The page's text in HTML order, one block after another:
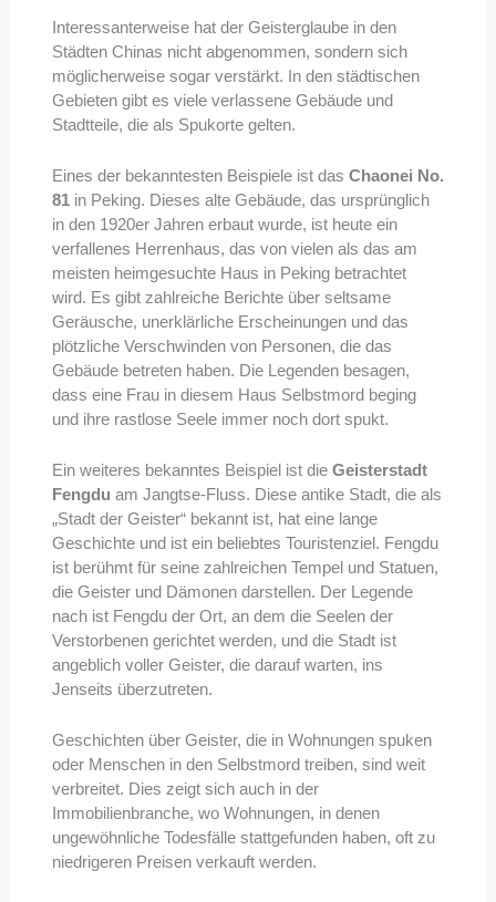
Interessanterweise hat der Geisterglaube in den
Städten Chinas nicht abgenommen, sondern sich
möglicherweise sogar verstärkt. In den städtischen
Gebieten gibt es viele verlassene Gebäude und
Stadtteile, die als Spukorte gelten.
Eines der bekanntesten Beispiele ist das Chaonei No.
81in Peking. Dieses alte Gebäude, das ursprünglich
in den 1920er Jahren erbaut wurde, ist heute ein
verfallenes Herrenhaus, das von vielen als das am
meisten heimgesuchte Haus in Peking betrachtet
wird. Es gibt zahlreiche Berichte über seltsame
Geräusche, unerklärliche Erscheinungen und das
plötzliche Verschwinden von Personen, die das
Gebäude betreten haben. Die Legenden besagen,
dass eine Frau in diesem Haus Selbstmord beging
und ihre rastlose Seele immer noch dort spukt.
Ein weiteres bekanntes Beispiel ist die Geisterstadt
Fengdu am Jangtse-Fluss. Diese antike Stadt, die als
„Stadt der Geister“ bekannt ist, hat eine lange
Geschichte und ist ein beliebtes Touristenziel. Fengdu
ist berühmt für seine zahlreichen Tempel und Statuen,
die Geister und Dämonen darstellen. Der Legende
nach ist Fengdu der Ort, an dem die Seelen der
Verstorbenen gerichtet werden, und die Stadt ist
angeblich voller Geister, die darauf warten, ins
Jenseits überzutreten.
Geschichten über Geister, die in Wohnungen spuken
oder Menschen in den Selbstmord treiben, sind weit
verbreitet. Dies zeigt sich auch in der
Immobilienbranche, wo Wohnungen, in denen
ungewöhnliche Todesfälle stattgefunden haben, oft zu
niedrigeren Preisen verkauft werden.